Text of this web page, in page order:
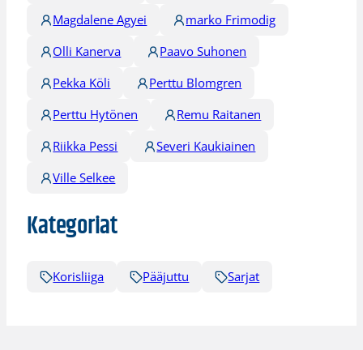
Magdalene Agyei
marko Frimodig
Olli Kanerva
Paavo Suhonen
Pekka Köli
Perttu Blomgren
Perttu Hytönen
Remu Raitanen
Riikka Pessi
Severi Kaukiainen
Ville Selkee
Kategoriat
Korisliiga Pääjuttu Sarjat